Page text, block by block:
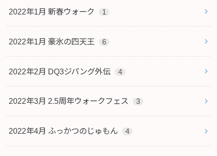
2022年1月 新春ウォーク 1
2022年1月 豪氷の四天王 6
2022年2月 DQ3ジパング外伝 4
2022年3月 2.5周年ウォークフェス 3
2022年4月 ふっかつのじゅもん 4